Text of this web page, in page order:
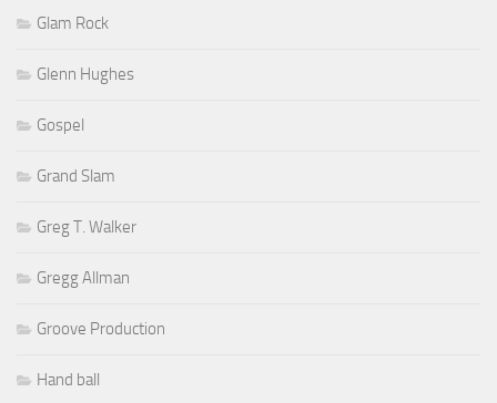
Glam Rock
Glenn Hughes
Gospel
Grand Slam
Greg T. Walker
Gregg Allman
Groove Production
Hand ball